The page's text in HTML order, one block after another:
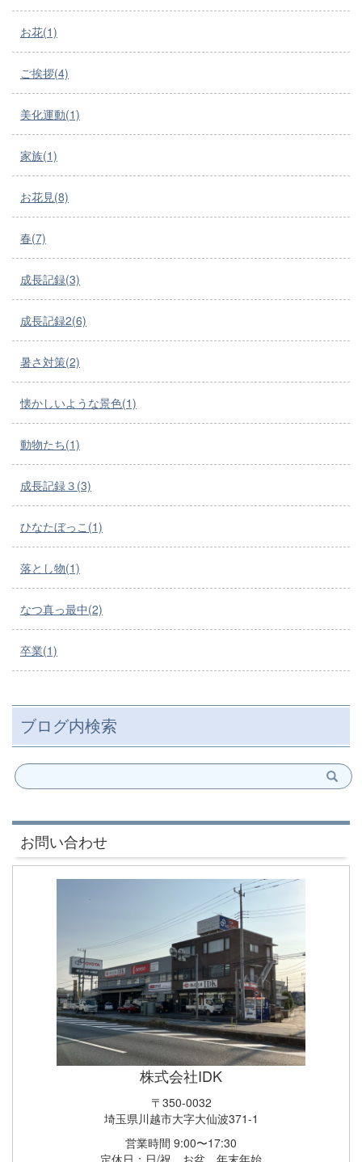
お花(1)
ご挨拶(4)
美化運動(1)
家族(1)
お花見(8)
春(7)
成長記録(3)
成長記録2(6)
暑さ対策(2)
懐かしいような景色(1)
動物たち(1)
成長記録３(3)
ひなたぼっこ(1)
落とし物(1)
なつ真っ最中(2)
卒業(1)
ブログ内検索
お問い合わせ
株式会社IDK
〒350-0032
埼玉県川越市大字大仙波371-1
営業時間 9:00〜17:30
定休日：日/祝、お盆、年末年始